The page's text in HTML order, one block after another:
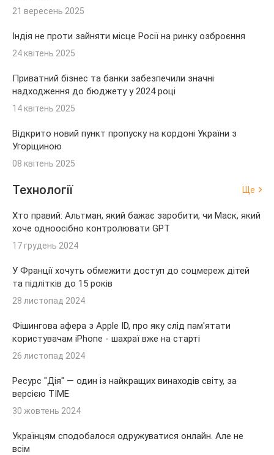
21 вересень 2025
Індія не проти зайняти місце Росії на ринку озброєння
24 квітень 2025
Приватний бізнес та банки забезпечили значні
надходження до бюджету у 2024 році
14 квітень 2025
Відкрито новий пункт пропуску на кордоні України з
Угорщиною
08 квітень 2025
Технології Ще
Хто правий: Альтман, який бажає заробити, чи Маск, який
хоче одноосібно контролювати GPT
17 грудень 2024
У Франції хочуть обмежити доступ до соцмереж дітей
та підлітків до 15 років
28 листопад 2024
Фішингова афера з Apple ID, про яку слід пам'ятати
користувачам iPhone - шахраї вже на старті
26 листопад 2024
Ресурс "Дія" — один із найкращих винаходів світу, за
версією TIME
30 жовтень 2024
Українцям сподобалося одружуватися онлайн. Але не
всім